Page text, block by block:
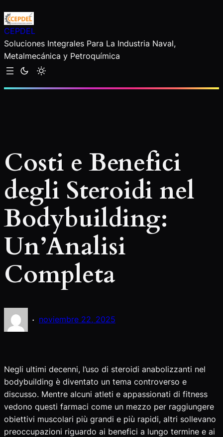
Saltar
al
contenido
CEPDEL
Soluciones Integrales Para La Industria Naval,
Metalmecánica y Petroquímica
Costi e Benefici
degli Steroidi nel
Bodybuilding:
Un’Analisi
Completa
· noviembre 22, 2025
Negli ultimi decenni, l’uso di steroidi anabolizzanti nel
bodybuilding è diventato un tema controverso e
discusso. Mentre alcuni atleti e appassionati di fitness
vedono questi farmaci come un mezzo per raggiungere
obiettivi muscolari più grandi e più rapidi, altri sollevano
preoccupazioni riguardo ai benefici a lungo termine e ai